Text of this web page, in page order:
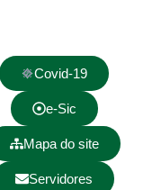
Covid-19
e-Sic
Mapa do site
Servidores